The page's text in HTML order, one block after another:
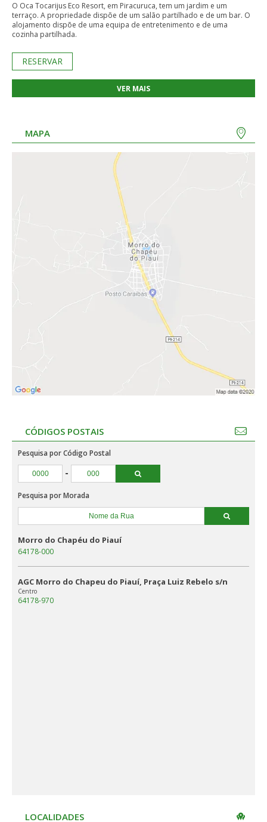
O Oca Tocarijus Eco Resort, em Piracuruca, tem um jardim e um
terraço. A propriedade dispõe de um salão partilhado e de um bar. O
alojamento dispõe de uma equipa de entretenimento e de uma
cozinha partilhada.
RESERVAR
VER MAIS
MAPA
CÓDIGOS POSTAIS
Pesquisa por Código Postal
-
Pesquisa por Morada
Morro do Chapéu do Piauí
64178-000
AGC Morro do Chapeu do Piauí, Praça Luiz Rebelo s/n
Centro
64178-970
LOCALIDADES